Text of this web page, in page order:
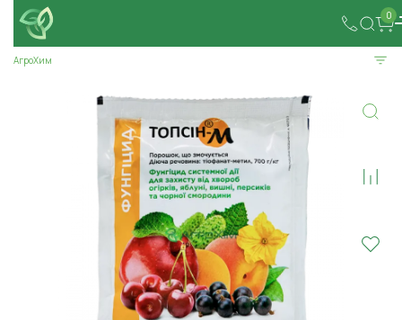
0
АгроХим